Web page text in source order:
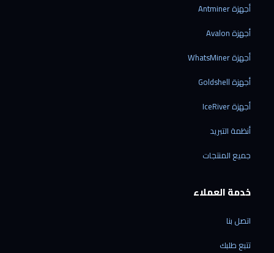
أجهزة Antminer
أجهزة Avalon
أجهزة WhatsMiner
أجهزة Goldshell
أجهزة IceRiver
أنظمة التبريد
جميع المنتجات
خدمة العملاء
اتصل بنا
تتبع طلبك